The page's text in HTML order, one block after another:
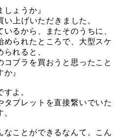
しょうか』
上げいただきました。
るから、またそのうちに、
められたところで、大型スケ
れると、
コブラを買おうと思ったこと
』
よ。
タブレットを直接繋いでいた
なことができるなんて。こん